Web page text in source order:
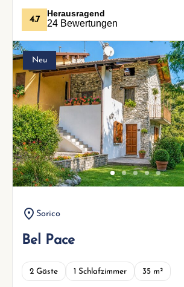
4.7
Herausragend
24 Bewertungen
Neu
Sorico
Bel Pace
2 Gäste 1 Schlafzimmer 35 m²